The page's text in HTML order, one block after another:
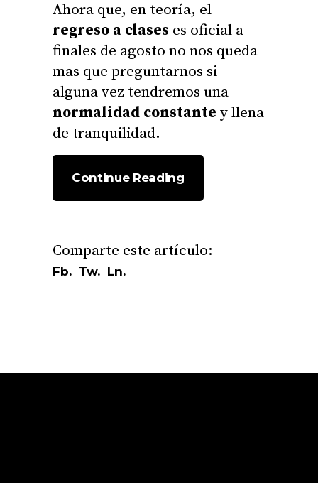
Ahora que, en teoría, el
regreso a clases es oficial a
finales de agosto no nos queda
mas que preguntarnos si
alguna vez tendremos una
normalidad constante y llena
de tranquilidad.
Continue Reading
Fb. Tw. Ln.